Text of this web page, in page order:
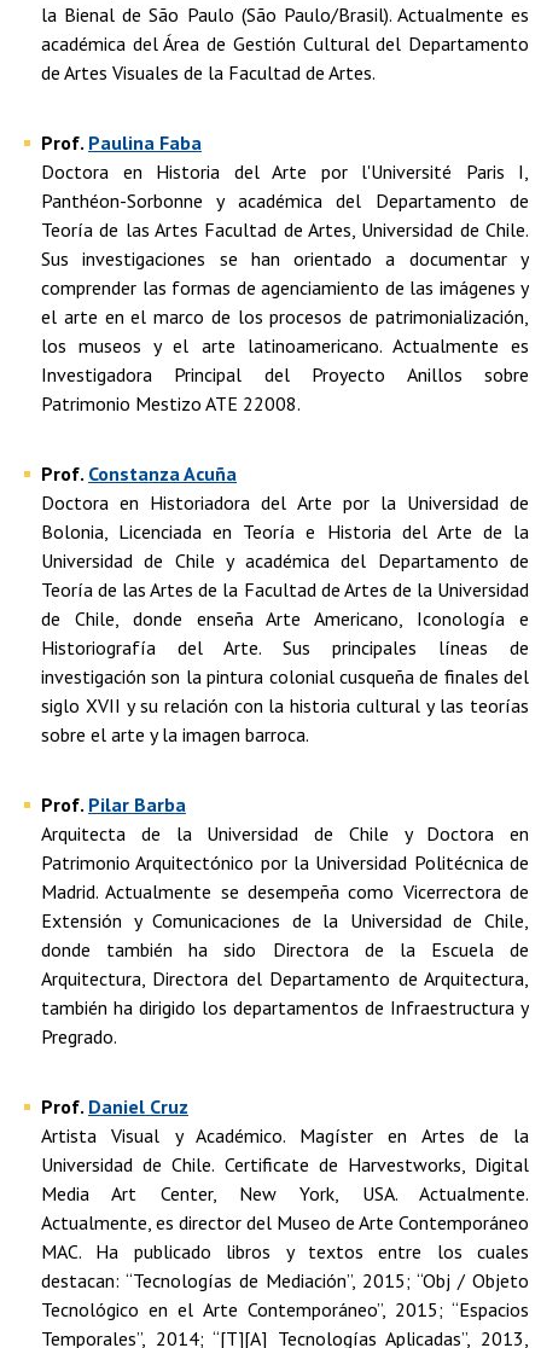
la Bienal de São Paulo (São Paulo/Brasil). Actualmente es
académica del Área de Gestión Cultural del Departamento
de Artes Visuales de la Facultad de Artes.
Prof. Paulina Faba
Doctora en Historia del Arte por l'Université Paris I,
Panthéon-Sorbonne y académica del Departamento de
Teoría de las Artes Facultad de Artes, Universidad de Chile.
Sus investigaciones se han orientado a documentar y
comprender las formas de agenciamiento de las imágenes y
el arte en el marco de los procesos de patrimonialización,
los museos y el arte latinoamericano. Actualmente es
Investigadora Principal del Proyecto Anillos sobre
Patrimonio Mestizo ATE 22008.
Prof. Constanza Acuña
Doctora en Historiadora del Arte por la Universidad de
Bolonia, Licenciada en Teoría e Historia del Arte de la
Universidad de Chile y académica del Departamento de
Teoría de las Artes de la Facultad de Artes de la Universidad
de Chile, donde enseña Arte Americano, Iconología e
Historiografía del Arte. Sus principales líneas de
investigación son la pintura colonial cusqueña de finales del
siglo XVII y su relación con la historia cultural y las teorías
sobre el arte y la imagen barroca.
Prof. Pilar Barba
Arquitecta de la Universidad de Chile y Doctora en
Patrimonio Arquitectónico por la Universidad Politécnica de
Madrid. Actualmente se desempeña como Vicerrectora de
Extensión y Comunicaciones de la Universidad de Chile,
donde también ha sido Directora de la Escuela de
Arquitectura, Directora del Departamento de Arquitectura,
también ha dirigido los departamentos de Infraestructura y
Pregrado.
Prof. Daniel Cruz
Artista Visual y Académico. Magíster en Artes de la
Universidad de Chile. Certificate de Harvestworks, Digital
Media Art Center, New York, USA. Actualmente.
Actualmente, es director del Museo de Arte Contemporáneo
MAC. Ha publicado libros y textos entre los cuales
destacan: “Tecnologías de Mediación”, 2015; “Obj / Objeto
Tecnológico en el Arte Contemporáneo”, 2015; “Espacios
Temporales”, 2014; “[T][A] Tecnologías Aplicadas”, 2013,